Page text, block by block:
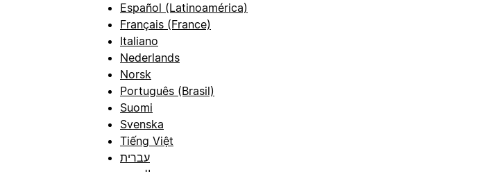
Español (Latinoamérica)
Français (France)
Italiano
Nederlands
Norsk
Português (Brasil)
Suomi
Svenska
Tiếng Việt
עברית